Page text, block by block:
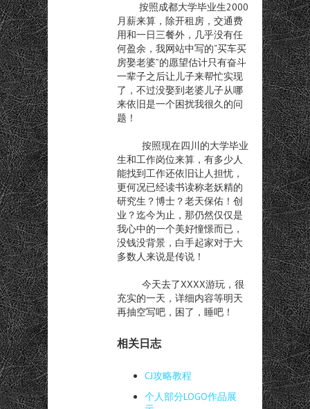
按照成都大学毕业生2000
月薪来算，除开租房，交通费
用和一日三餐外，几乎没有任
何盈余，我网站中写的“买车买
房娶老婆”的愿望估计只有奋斗
一辈子之后让儿子来帮忙实现
了，不过没娶到老婆儿子从哪
来依旧是一个困扰我很久的问
题！
按照现在四川的大学毕业
生和工作岗位来算，有多少人
能找到工作还依旧让人担忧，
更何况已经读书读称老妖精的
研究生？博士？老天保佑！创
业？迄今为止，那仍然仅仅是
我心中的一个美好憧憬而已，
没钱没背景，白手起家对于大
多数人来说是传说！
今天去了XXXX游玩，很
充实的一天，详细内容等明天
再抽空写吧，困了，睡吧！
相关日志
CJ攻略教程
个人部分LOGO作品展